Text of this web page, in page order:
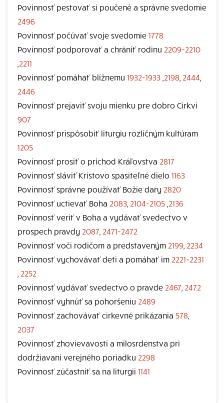
Povinnosť pestovať si poučené a správne svedomie
2496
Povinnosť počúvať svoje svedomie 1778
Povinnosť podporovať a chrániť rodinu 2209-2210
2211
Povinnosť pomáhať blížnemu 1932-1933 2198 2444
2446
Povinnosť prejaviť svoju mienku pre dobro Cirkvi
907
Povinnosť prispôsobiť liturgiu rozličným kultúram
1205
Povinnosť prosiť o príchod Kráľovstva 2817
Povinnosť sláviť Kristovo spasiteľné dielo 1163
Povinnosť správne používať Božie dary 2820
Povinnosť uctievať Boha 2083 2104-2105 2136
Povinnosť veriť v Boha a vydávať svedectvo v
prospech pravdy 2087 2471-2472
Povinnosť voči rodičom a predstaveným 2199 2234
Povinnosť vychovávať deti a pomáhať im 2221-2231
2252
Povinnosť vydávať svedectvo o pravde 2467 2472
Povinnosť vyhnúť sa pohoršeniu 2489
Povinnosť zachovávať cirkevné prikázania 578
2037
Povinnosť zhovievavosti a milosrdenstva pri
dodržiavaní verejného poriadku 2298
Povinnosť zúčastniť sa na liturgii 1141